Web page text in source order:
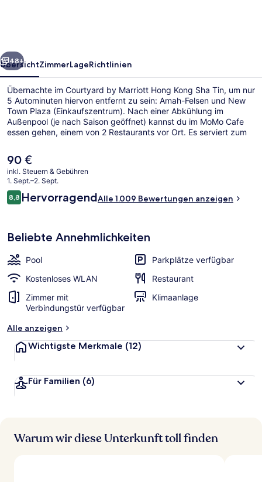
Tin
Weiter
48+
ÜbersichtZimmerLageRichtlinien
Übernachte im Courtyard by Marriott Hong Kong Sha Tin, um nur
5 Autominuten hiervon entfernt zu sein: Amah-Felsen und New
Town Plaza (Einkaufszentrum). Nach einer Abkühlung im
Außenpool (je nach Saison geöffnet) kannst du im MoMo Cafe
essen gehen, einem von 2 Restaurants vor Ort. Es serviert zum
Eine Bar/Lounge, ein Fitnesscenter und Fitnessmöglichkeiten
sind weitere Highlights. Das hilfsbereite Personal und der
allgemeine Zustand erhalten gute Bewertungen von anderen
Reisenden.
Der
aktuelle
Preis
beträgt
90 €.
90 €
inkl. Steuern & Gebühren
1. Sept.–2. Sept.
Bewertungen
8,88,8 von 10.
HervorragendAlle 1.009 Bewertungen anzeigen
Beliebte Annehmlichkeiten
Pool
Parkplätze verfügbar
Kostenloses WLAN
Restaurant
Zimmer mit
Verbindungstür verfügbar
Klimaanlage
Alle anzeigen
Wichtigste Merkmale (12)
Für Familien (6)
Warum wir diese Unterkunft toll finden